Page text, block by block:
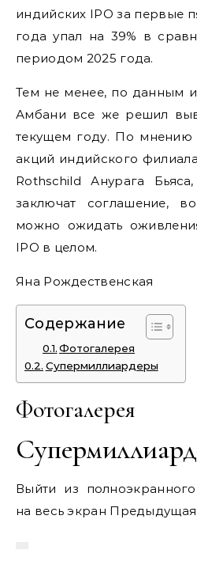
индийских IPO за первые
года упал на 39% в
периодом 2025 года.
Тем не менее, по данным
Амбани все же решил
текущем году. По мнению
акций индийского
Rothschild Анурага
заключат соглашение,
можно ожидать
IPO в целом.
Яна Рождественская
Содержание
Фотогалерея
Супермиллиардеры
Фотогалерея
Выйти из
на весь экран